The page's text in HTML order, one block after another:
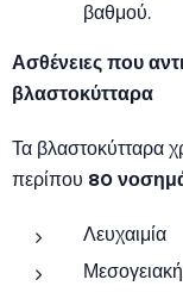
βαθμού.
Ασθένειες που
βλαστοκύτταρα
Τα βλαστοκύτταρα
περίπου 80
Λευχαιμία